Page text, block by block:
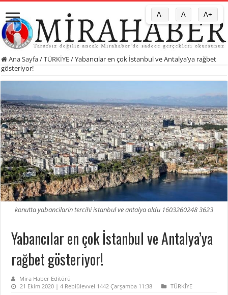
Ana Sayfa/TÜRKİYE/Yabancılar en çok İstanbul ve Antalya’ya rağbet
gösteriyor!
konutta yabancilarin tercihi istanbul ve antalya oldu 1603260248 3623
Yabancılar en çok İstanbul ve Antalya’ya
rağbet gösteriyor!
Mira Haber Editörü
21 Ekim 2020 | 4 Rebiülevvel 1442 Çarşamba 11:38
TÜRKİYE
A- A A+